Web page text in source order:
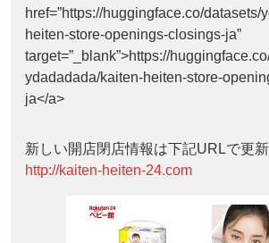
href=”https://huggingface.co/
heiten-store-openings-closings-ja”
target=”_blank”>https://
ydadadada/kaiten-heiten-store-
ja</a>
新しい開店閉店情報は下記URLで更新
http://kaiten-heiten-24.com